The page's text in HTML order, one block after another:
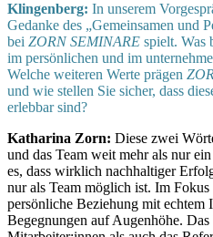
Klingenberg: In unserem
Gedanke des „Gemeinsamen und
bei ZORN SEMINARE spielt. Was
im persönlichen und im
Welche weiteren Werte prägen
und wie stellen Sie sicher, dass
erlebbar sind?
Katharina Zorn: Diese zwei
und das Team weit mehr als nur
es, dass wirklich nachhaltiger
nur als Team möglich ist. Im
persönliche Beziehung mit echtem
Begegnungen auf Augenhöhe.